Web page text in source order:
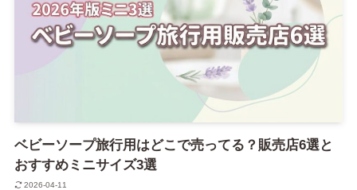
ベビーソープ旅行用はどこで売ってる？販売店6選と
おすすめミニサイズ3選
2026-04-11